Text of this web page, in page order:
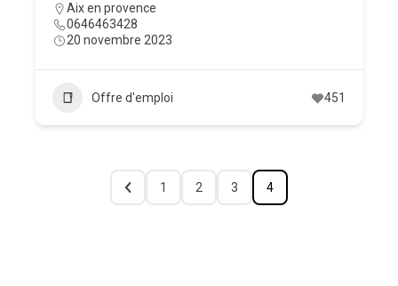
Aix en provence
0646463428
20 novembre 2023
Offre d'emploi 451
1 2 3 4